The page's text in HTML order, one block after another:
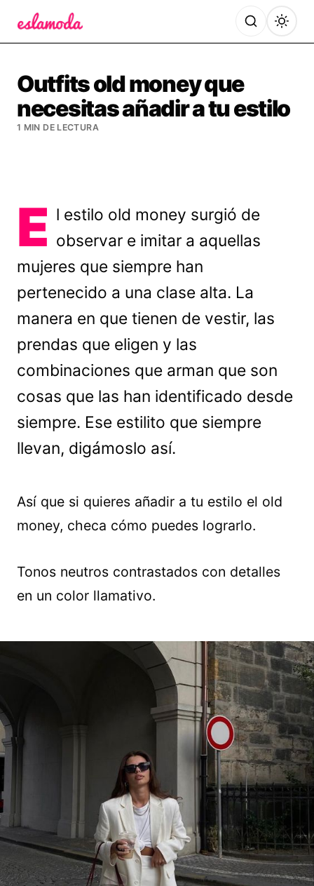
Outfits old money que
necesitas añadir a tu estilo
1 MIN DE LECTURA
E l estilo old money surgió de
observar e imitar a aquellas
mujeres que siempre han
pertenecido a una clase alta. La
manera en que tienen de vestir, las
prendas que eligen y las
combinaciones que arman que son
cosas que las han identificado desde
siempre. Ese estilito que siempre
llevan, digámoslo así.
Así que si quieres añadir a tu estilo el old
money, checa cómo puedes lograrlo.
Tonos neutros contrastados con detalles
en un color llamativo.